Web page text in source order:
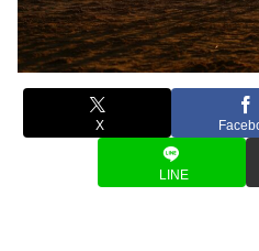
X
LINE